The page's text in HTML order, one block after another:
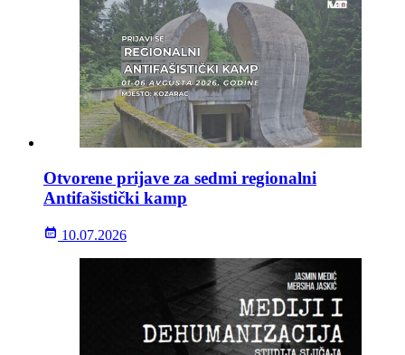
Otvorene prijave za sedmi regionalni
Antifašistički kamp
10.07.2026